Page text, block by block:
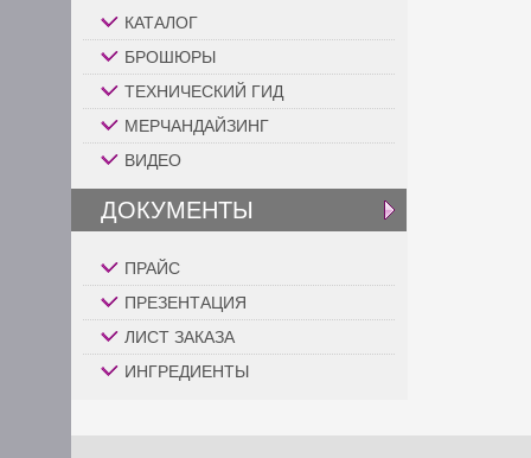
КАТАЛОГ
БРОШЮРЫ
ТЕХНИЧЕСКИЙ ГИД
МЕРЧАНДАЙЗИНГ
ВИДЕО
ДОКУМЕНТЫ
ПРАЙС
ПРЕЗЕНТАЦИЯ
ЛИСТ ЗАКАЗА
ИНГРЕДИЕНТЫ